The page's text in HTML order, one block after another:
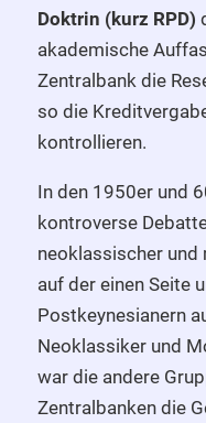
Doktrin (kurz RPD)
akademische
Zentralbank die
so die
kontrollieren.
In den 1950er und
kontroverse
neoklassischer
auf der einen Seite
Postkeynesianern
Neoklassiker und
war die andere
Zentralbanken die